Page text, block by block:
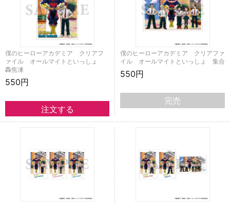
僕のヒーローアカデミア クリアフ
ァイル オールマイトといっしょ
轟焦凍
550円
僕のヒーローアカデミア クリアファ
イル オールマイトといっしょ 集合
550円
完売